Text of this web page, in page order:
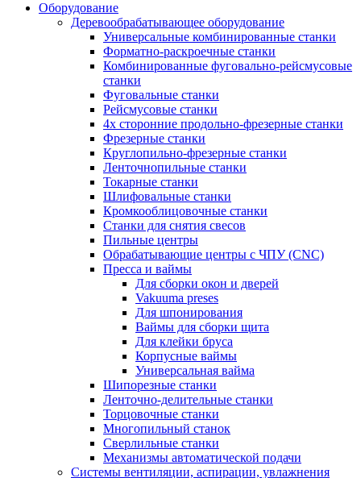
Оборудование
Деревообрабатывающее оборудование
Универсальные комбинированные станки
Форматно-раскроечные станки
Комбинированные фуговально-рейсмусовые
станки
Фуговальные станки
Рейсмусовые станки
4х сторонние продольно-фрезерные станки
Фрезерные станки
Круглопильно-фрезерные станки
Ленточнопильные станки
Токарные станки
Шлифовальные станки
Кромкооблицовочные станки
Станки для снятия свесов
Пильные центры
Обрабатывающие центры с ЧПУ (CNC)
Пресса и ваймы
Для сборки окон и дверей
Vakuuma preses
Для шпонирования
Ваймы для сборки щита
Для клейки бруса
Корпусные ваймы
Универсальная вайма
Шипорезные станки
Ленточно-делительные станки
Торцовочные станки
Многопильный станок
Сверлильные станки
Механизмы автоматической подачи
Системы вентиляции, аспирации, увлажнения